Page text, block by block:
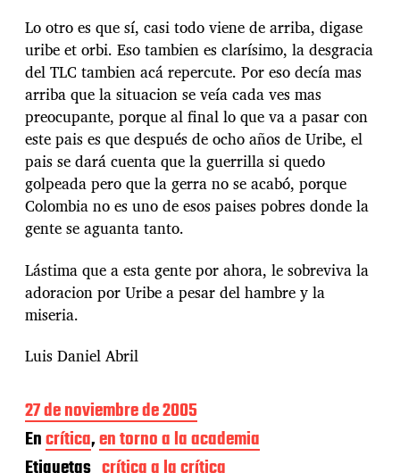
Lo otro es que sí, casi todo viene de arriba, digase
uribe et orbi. Eso tambien es clarísimo, la desgracia
del TLC tambien acá repercute. Por eso decía mas
arriba que la situacion se veía cada ves mas
preocupante, porque al final lo que va a pasar con
este pais es que después de ocho años de Uribe, el
pais se dará cuenta que la guerrilla si quedo
golpeada pero que la gerra no se acabó, porque
Colombia no es uno de esos paises pobres donde la
gente se aguanta tanto.
Lástima que a esta gente por ahora, le sobreviva la
adoracion por Uribe a pesar del hambre y la
miseria.
Luis Daniel Abril
F
e
c
h
27 de noviembre de 2005
Encrítica,en torno a la academia